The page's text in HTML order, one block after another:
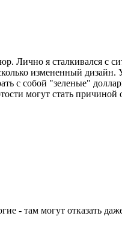
Лично я сталкивался с
измененный дизайн.
с собой "зеленые"
могут стать причиной
- там могут отказать